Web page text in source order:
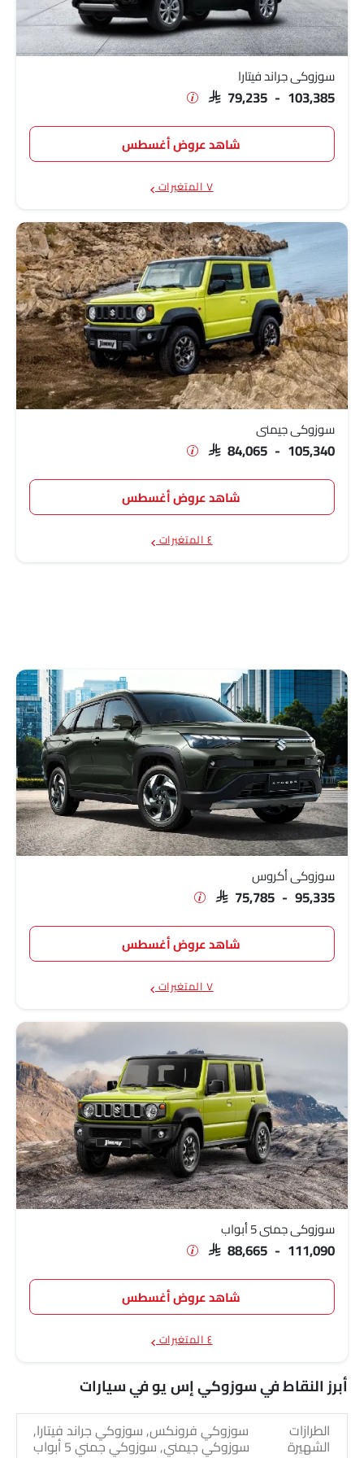
سوزوكي جراند فيتارا
SAR 79,235 - 103,385
شاهد عروض أغسطس
٧ المتغيرات
سوزوكي جيمني
SAR 84,065 - 105,340
شاهد عروض أغسطس
٤ المتغيرات
سوزوكي أكروس
SAR 75,785 - 95,335
شاهد عروض أغسطس
٧ المتغيرات
سوزوكي جمني 5 أبواب
SAR 88,665 - 111,090
شاهد عروض أغسطس
٤ المتغيرات
أبرز النقاط في سوزوكي إس يو في سيارات
الطرازات
الشهيرة
سوزوكي فرونكس, سوزوكي جراند فيتارا,
سوزوكي جيمني, سوزوكي جمني 5 أبواب